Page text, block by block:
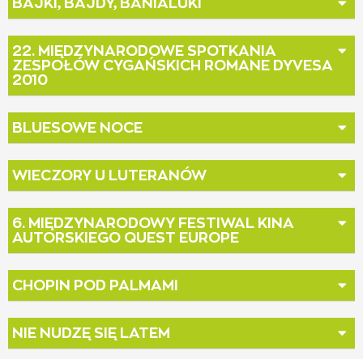
22. MIĘDZYNARODOWE SPOTKANIA
ZESPOŁÓW CYGAŃSKICH ROMANE DYVESA
2010
BLUESOWE NOCE
WIECZORY U LUTERANÓW
6. MIĘDZYNARODOWY FESTIWAL KINA
AUTORSKIEGO QUEST EUROPE
CHOPIN POD PALMAMI
NIE NUDZĘ SIĘ LATEM